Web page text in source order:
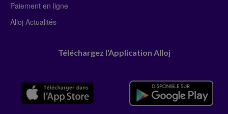
Paiement en ligne
Alloj Actualités
Téléchargez l'Application Alloj